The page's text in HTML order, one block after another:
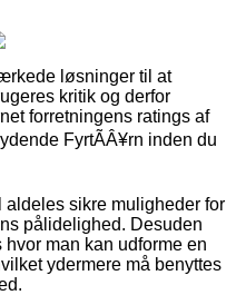
løsninger til at
kritik og derfor
forretningens ratings af
FyrtÃÂ¥rn inden du
sikre muligheder for
pålidelighed. Desuden
man kan udforme en
ydermere må benyttes